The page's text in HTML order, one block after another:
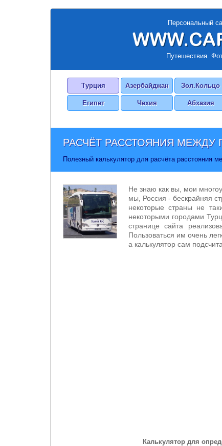
Персональный
Путешествия.
Турция Азербайджан Зол.Кольцо
Египет Чехия Абхазия
РАСЧЁТ РАССТОЯНИЯ МЕЖДУ
Полезный калькулятор для расчёта расстояния
Не знаю как вы, мои
мы, Россия - бескрайняя
некоторые страны не
некоторыми городами
странице сайта
Пользоваться им очень
а калькулятор сам
Калькулятор для